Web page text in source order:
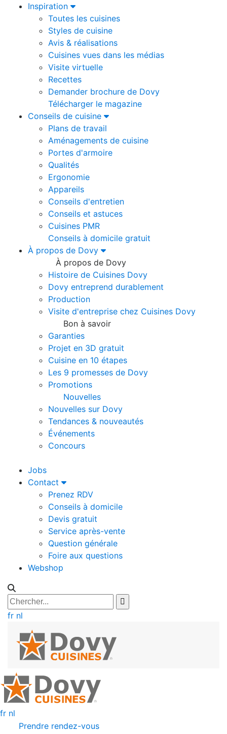
Inspiration
Toutes les cuisines
Styles de cuisine
Avis & réalisations
Cuisines vues dans les médias
Visite virtuelle
Recettes
Demander brochure de Dovy
Télécharger le magazine
Conseils de cuisine
Plans de travail
Aménagements de cuisine
Portes d'armoire
Qualités
Ergonomie
Appareils
Conseils d'entretien
Conseils et astuces
Cuisines PMR
Conseils à domicile gratuit
À propos de Dovy
À propos de Dovy
Histoire de Cuisines Dovy
Dovy entreprend durablement
Production
Visite d'entreprise chez Cuisines Dovy
Bon à savoir
Garanties
Projet en 3D gratuit
Cuisine en 10 étapes
Les 9 promesses de Dovy
Promotions
Nouvelles
Nouvelles sur Dovy
Tendances & nouveautés
Événements
Concours
Jobs
Contact
Prenez RDV
Conseils à domicile
Devis gratuit
Service après-vente
Question générale
Foire aux questions
Webshop
fr nl
fr nl
Prendre rendez-vous